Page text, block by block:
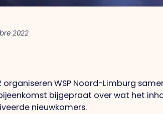
2022
organiseren WSP Noord-Limburg
bijgepraat over wat het
nieuwkomers.